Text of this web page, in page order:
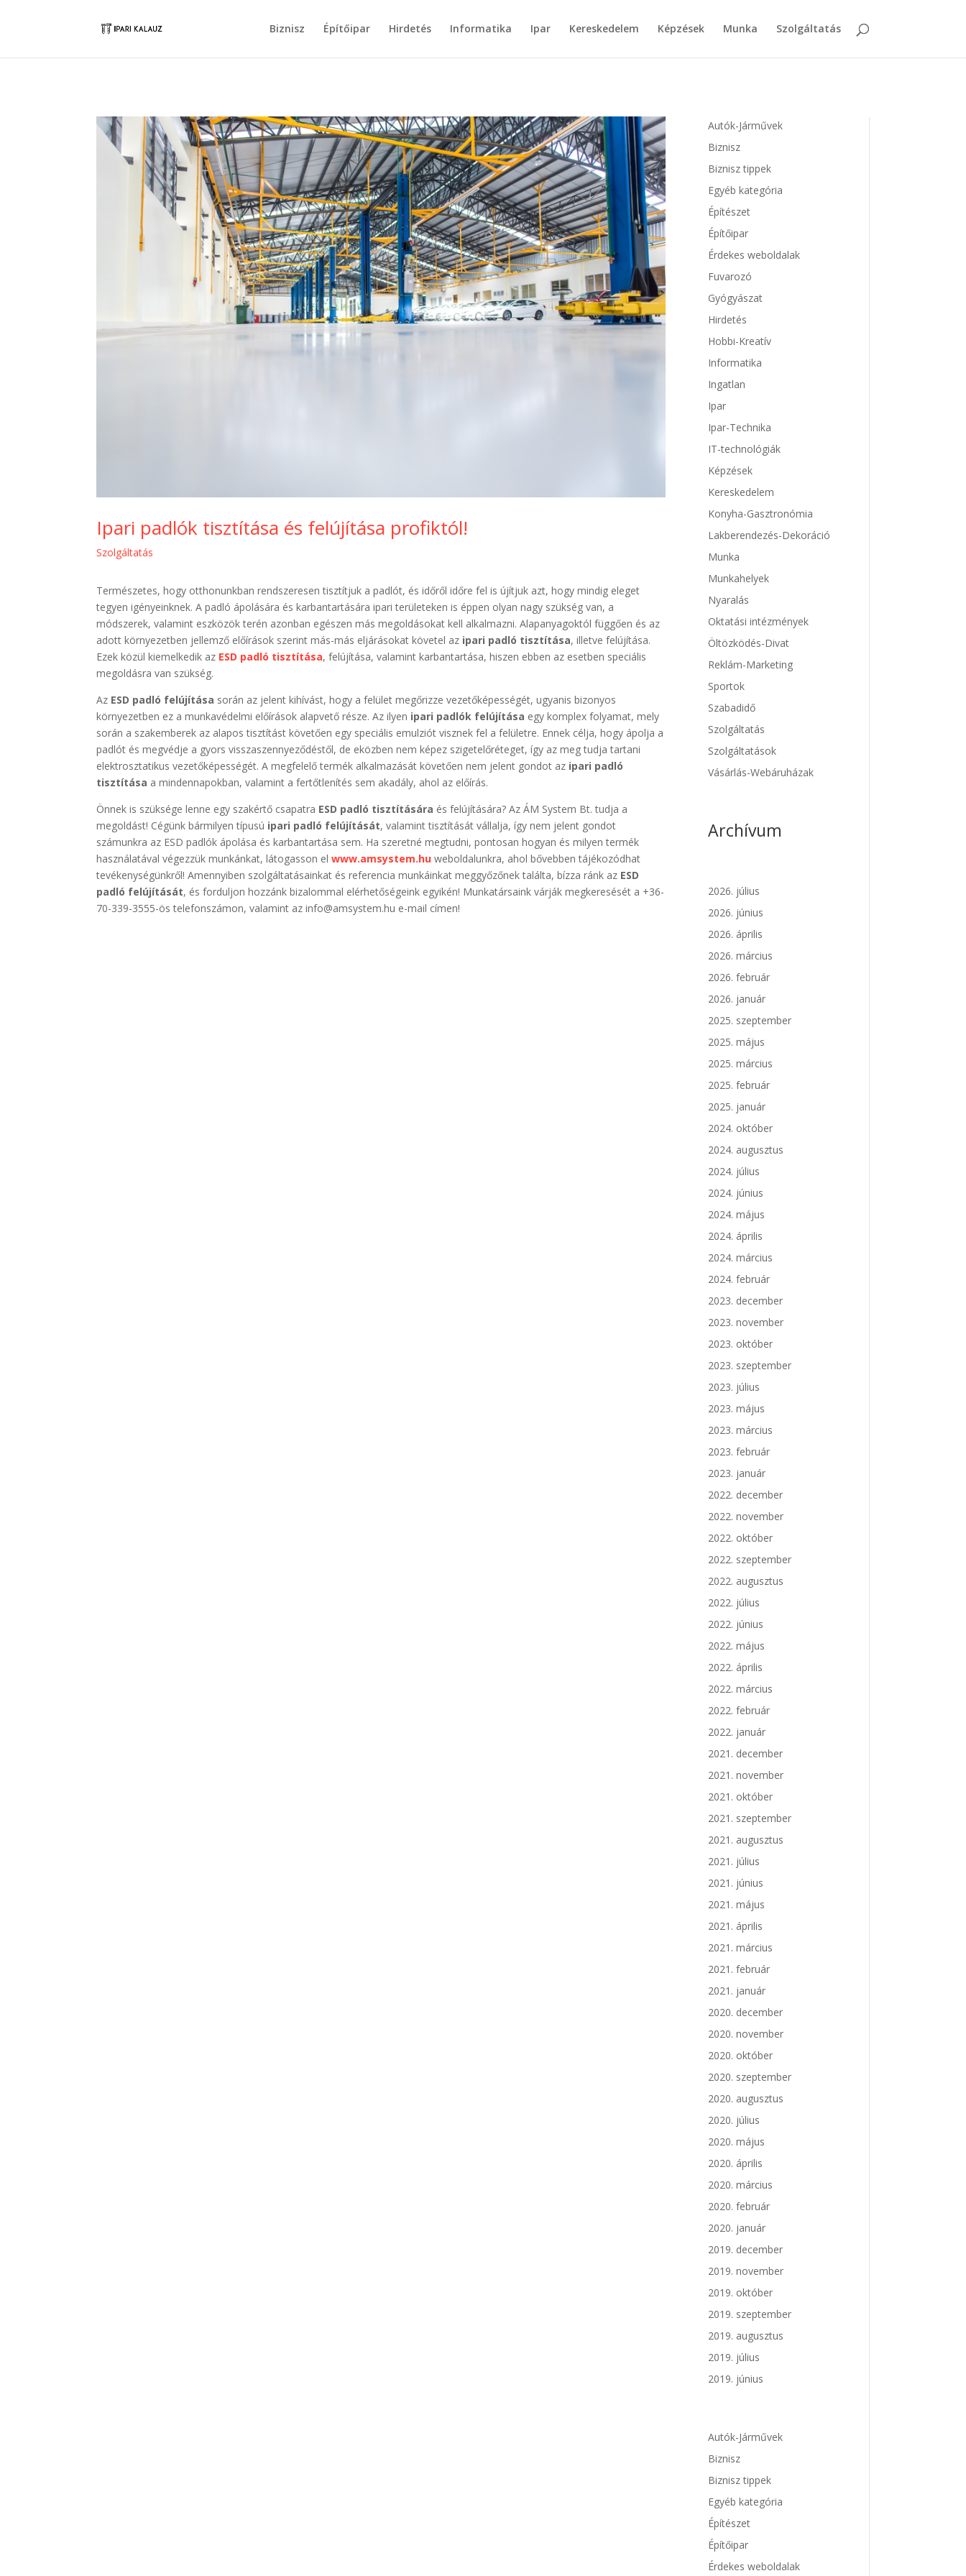
Biznisz Építőipar Hirdetés Informatika Ipar Kereskedelem Képzések Munka Szolgáltatás
Ipari padlók tisztítása és felújítása profiktól!
Szolgáltatás
Természetes, hogy otthonunkban rendszeresen tisztítjuk a padlót, és időről időre fel is újítjuk azt, hogy mindig eleget
tegyen igényeinknek. A padló ápolására és karbantartására ipari területeken is éppen olyan nagy szükség van, a
módszerek, valamint eszközök terén azonban egészen más megoldásokat kell alkalmazni. Alapanyagoktól függően és az
adott környezetben jellemző előírások szerint más-más eljárásokat követel az ipari padló tisztítása, illetve felújítása.
Ezek közül kiemelkedik az ESD padló tisztítása, felújítása, valamint karbantartása, hiszen ebben az esetben speciális
megoldásra van szükség.
Az ESD padló felújítása során az jelent kihívást, hogy a felület megőrizze vezetőképességét, ugyanis bizonyos
környezetben ez a munkavédelmi előírások alapvető része. Az ilyen ipari padlók felújítása egy komplex folyamat, mely
során a szakemberek az alapos tisztítást követően egy speciális emulziót visznek fel a felületre. Ennek célja, hogy ápolja a
padlót és megvédje a gyors visszaszennyeződéstől, de eközben nem képez szigetelőréteget, így az meg tudja tartani
elektrosztatikus vezetőképességét. A megfelelő termék alkalmazását követően nem jelent gondot az ipari padló
tisztítása a mindennapokban, valamint a fertőtlenítés sem akadály, ahol az előírás.
Önnek is szüksége lenne egy szakértő csapatra ESD padló tisztítására és felújítására? Az ÁM System Bt. tudja a
megoldást! Cégünk bármilyen típusú ipari padló felújítását, valamint tisztítását vállalja, így nem jelent gondot
számunkra az ESD padlók ápolása és karbantartása sem. Ha szeretné megtudni, pontosan hogyan és milyen termék
használatával végezzük munkánkat, látogasson elwww.amsystem.hu weboldalunkra, ahol bővebben tájékozódhat
tevékenységünkről! Amennyiben szolgáltatásainkat és referencia munkáinkat meggyőzőnek találta, bízza ránk az ESD
padló felújítását, és forduljon hozzánk bizalommal elérhetőségeink egyikén! Munkatársaink várják megkeresését a +36-
70-339-3555-ös telefonszámon, valamint az info@amsystem.hu e-mail címen!
Autók-Járművek
Biznisz
Biznisz tippek
Egyéb kategória
Építészet
Építőipar
Érdekes weboldalak
Fuvarozó
Gyógyászat
Hirdetés
Hobbi-Kreatív
Informatika
Ingatlan
Ipar
Ipar-Technika
IT-technológiák
Képzések
Kereskedelem
Konyha-Gasztronómia
Lakberendezés-Dekoráció
Munka
Munkahelyek
Nyaralás
Oktatási intézmények
Öltözködés-Divat
Reklám-Marketing
Sportok
Szabadidő
Szolgáltatás
Szolgáltatások
Vásárlás-Webáruházak
Archívum
2026. július
2026. június
2026. április
2026. március
2026. február
2026. január
2025. szeptember
2025. május
2025. március
2025. február
2025. január
2024. október
2024. augusztus
2024. július
2024. június
2024. május
2024. április
2024. március
2024. február
2023. december
2023. november
2023. október
2023. szeptember
2023. július
2023. május
2023. március
2023. február
2023. január
2022. december
2022. november
2022. október
2022. szeptember
2022. augusztus
2022. július
2022. június
2022. május
2022. április
2022. március
2022. február
2022. január
2021. december
2021. november
2021. október
2021. szeptember
2021. augusztus
2021. július
2021. június
2021. május
2021. április
2021. március
2021. február
2021. január
2020. december
2020. november
2020. október
2020. szeptember
2020. augusztus
2020. július
2020. május
2020. április
2020. március
2020. február
2020. január
2019. december
2019. november
2019. október
2019. szeptember
2019. augusztus
2019. július
2019. június
Autók-Járművek
Biznisz
Biznisz tippek
Egyéb kategória
Építészet
Építőipar
Érdekes weboldalak